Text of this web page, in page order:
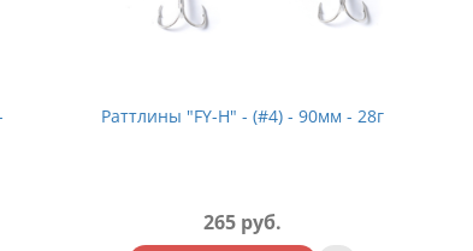
Раттлины "FY-H" - (#5) - 90мм - 28г
265 руб.